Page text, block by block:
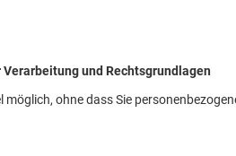
und Rechtsgrundlagen
möglich, ohne dass Sie